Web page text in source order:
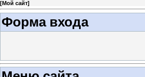
[Мой сайт]
Форма входа